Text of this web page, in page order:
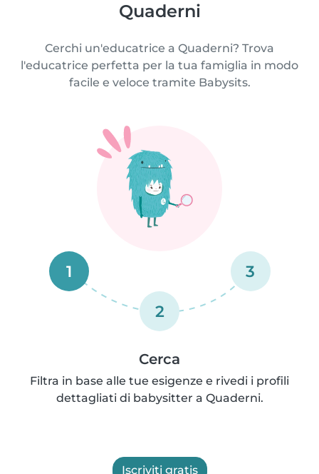
Quaderni
Cerchi un'educatrice a Quaderni? Trova
l'educatrice perfetta per la tua famiglia in modo
facile e veloce tramite Babysits.
1
2
3
Cerca
Filtra in base alle tue esigenze e rivedi i profili
dettagliati di babysitter a Quaderni.
Iscriviti gratis